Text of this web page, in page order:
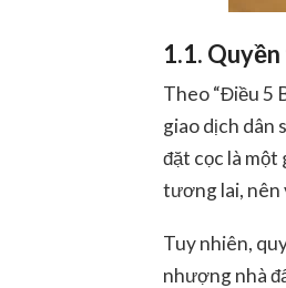
1.1.
Theo “Điều 5
giao dịch dân
đặt cọc là một
tương lai, nên
Tuy nhiên,
nhượng nhà